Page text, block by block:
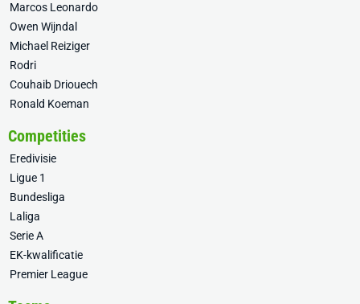
Marcos Leonardo
Owen Wijndal
Michael Reiziger
Rodri
Couhaib Driouech
Ronald Koeman
Competities
Eredivisie
Ligue 1
Bundesliga
Laliga
Serie A
EK-kwalificatie
Premier League